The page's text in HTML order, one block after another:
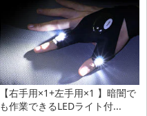
【右手用×1+左手用×1 】暗闇で
も作業できるLEDライト付...